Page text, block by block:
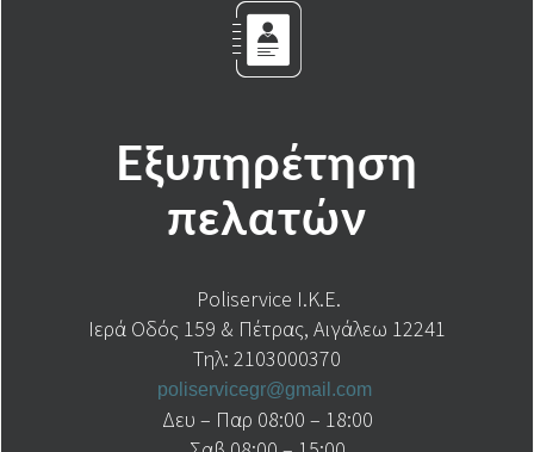
Εξυπηρέτηση
πελατών
Poliservice I.K.E.
Ιερά Οδός 159 & Πέτρας, Αιγάλεω 12241
Τηλ: 2103000370
poliservicegr@gmail.com
Δευ – Παρ 08:00 – 18:00